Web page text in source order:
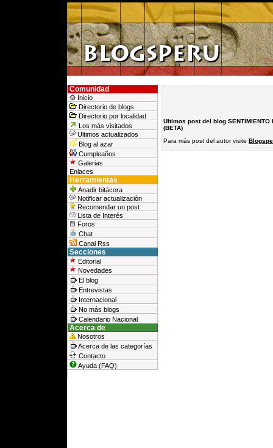
Comunidad
Inicio
Directorio de blogs
Directorio por localidad
Los más visitados
Ultimos actualizados
Blog al azar
Cumpleaños
Galerias
Enlaces
Herramientas
Anadir bitácora
Notificar actualización
Recomendar un post
Lista de Interés
Foros
Chat
Canal Rss
Secciones
Editorial
Novedades
El blog
Entrevistas
Internacional
No más blogs
Calendario Nacional
Acerca de
Nosotros
Acerca de las categorías
Contacto
Ayuda (FAQ)
Ultimos post del blog SENTIMIENTO
(BETA)
Para más post del autor visite